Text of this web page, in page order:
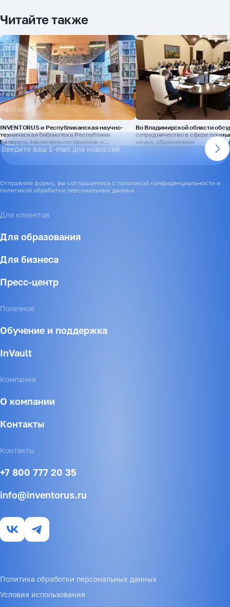
Читайте также
INVENTORUS и Республиканская научно-
техническая библиотека Республики
Беларусь заключили соглашение о
партнерстве
Во Владимирской области
сотрудничество в сфере
науки, образования
Для клиентов
Для образования
Для бизнеса
Пресс-центр
Полезное
Обучение и поддержка
InVault
Компания
О компании
Контакты
Контакты
+7 800 777 20 35
info@inventorus.ru
Рассылка
Отправляя форму, вы соглашаетесь с политикой конфиденциальности и
политикой обработки персональных данных
Политика обработки персональных данных
Условия использования